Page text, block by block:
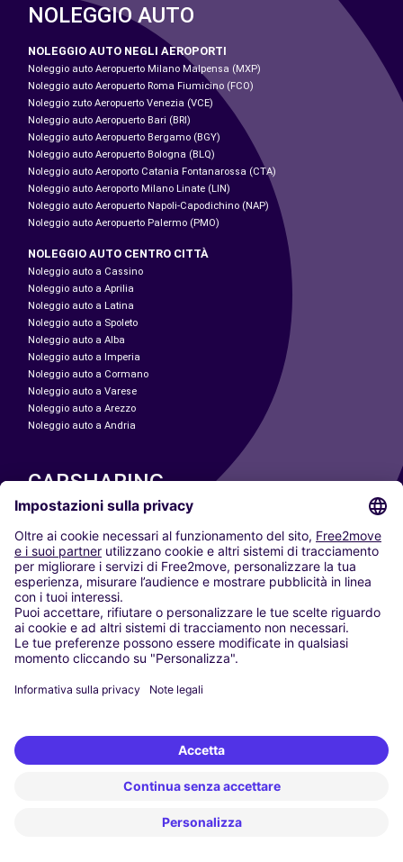
NOLEGGIO AUTO
NOLEGGIO AUTO NEGLI AEROPORTI
Noleggio auto Aeropuerto Milano Malpensa (MXP)
Noleggio auto Aeropuerto Roma Fiumicino (FCO)
Noleggio zuto Aeropuerto Venezia (VCE)
Noleggio auto Aeropuerto Bari (BRI)
Noleggio auto Aeropuerto Bergamo (BGY)
Noleggio auto Aeropuerto Bologna (BLQ)
Noleggio auto Aeroporto Catania Fontanarossa (CTA)
Noleggio auto Aeroporto Milano Linate (LIN)
Noleggio auto Aeropuerto Napoli-Capodichino (NAP)
Noleggio auto Aeropuerto Palermo (PMO)
NOLEGGIO AUTO CENTRO CITTÀ
Noleggio auto a Cassino
Noleggio auto a Aprilia
Noleggio auto a Latina
Noleggio auto a Spoleto
Noleggio auto a Alba
Noleggio auto a Imperia
Noleggio auto a Cormano
Noleggio auto a Varese
Noleggio auto a Arezzo
Noleggio auto a Andria
CARSHARING
LE NOSTRE CITTÀ
Paris
Madrid
Washington DC
Milano
Roma
Torino
Vienna
Berlino
Düsseldorf